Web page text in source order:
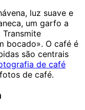
luz suave e
um garfo a
bocado». O café é
são centrais
de café
de café.